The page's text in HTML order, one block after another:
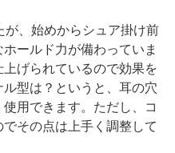
が、始めからシュア掛け前
ールド力が備わっていま
げられているので効果を
型は？というと、耳の穴
用できます。ただし、コ
その点は上手く調整して